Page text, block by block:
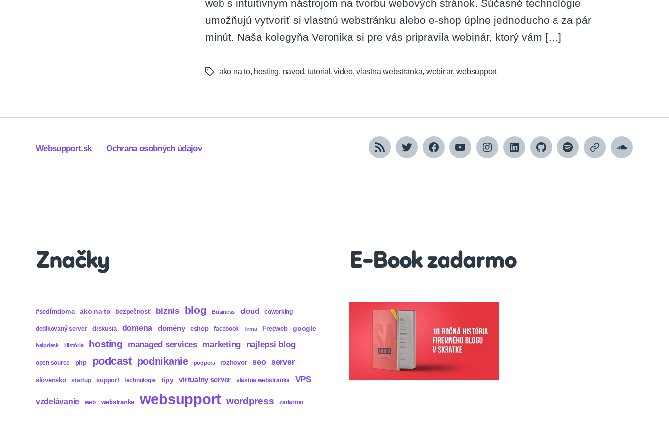
web s intuitívnym nástrojom na tvorbu webových stránok. Súčasné technológie
umožňujú vytvoriť si vlastnú webstránku alebo e-shop úplne jednoducho a za pár
minút. Naša kolegyňa Veronika si pre vás pripravila webinár, ktorý vám […]
Tagsako na to, hosting, navod, tutorial ,video,vlastna webstranka, webinar,websupport
Websupport.sk Ochrana osobných údajov RSS TwitterFacebookYouTubeInstagramLinkedInGitHubSpotifyApple
SoundCloud
Značky
#sedímdoma ako na to bezpečnosť biznis blog Business cloud coworking
dedikovaný server diskusia domena domény eshop facebook firma Freeweb google
helpdesk História hosting managed services marketing najlepsi blog
open source php podcast podnikanie podpora rozhovor seo server
slovensko startup support technologie tipy virtualny server vlastna webstranka VPS
vzdelávanie web webstranka websupport wordpress zadarmo
E-Book zadarmo